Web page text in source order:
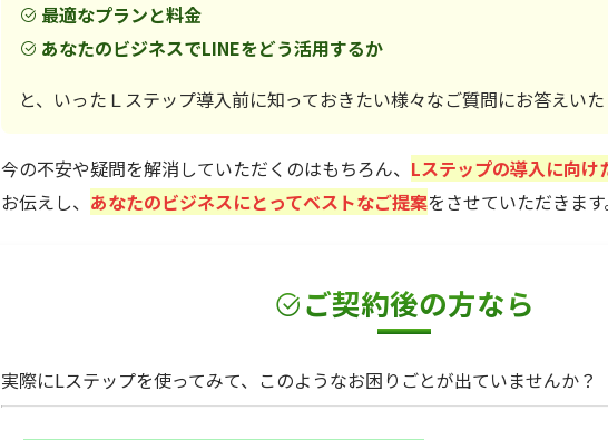
最適なプランと料金
あなたのビジネスでLINEをどう活用するか
と、いったＬステップ導入前に知っておきたい様々なご質問にお答えいた
今の不安や疑問を解消していただくのはもちろん、 Lステップの導入に向
お伝えし、 あなたのビジネスにとってベストなご提案をさせていただきます
ご契約後の方なら
実際にLステップを使ってみて、このようなお困りごとが出ていませんか？